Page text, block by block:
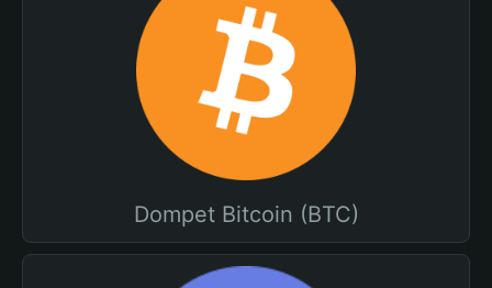
Dompet Bitcoin (BTC)